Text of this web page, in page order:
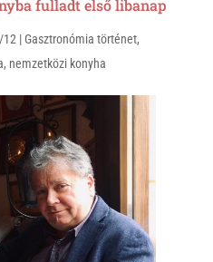
fulladt első libanap
12|Gasztronómia történet,
, nemzetközi konyha